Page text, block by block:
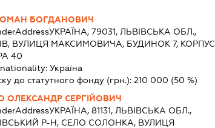
БОГДАНОВИЧ
УКРАЇНА, 79031, ЛЬВІВСЬКА ОБЛ.,
ВУЛИЦЯ МАКСИМОВИЧА, БУДИНОК 7, КОРПУС
40
Україна
до статутного фонду (грн.):210 000 (50 %)
ОЛЕКСАНДР СЕРГІЙОВИЧ
УКРАЇНА, 81131, ЛЬВІВСЬКА ОБЛ.,
Р-Н, СЕЛО СОЛОНКА, ВУЛИЦЯ